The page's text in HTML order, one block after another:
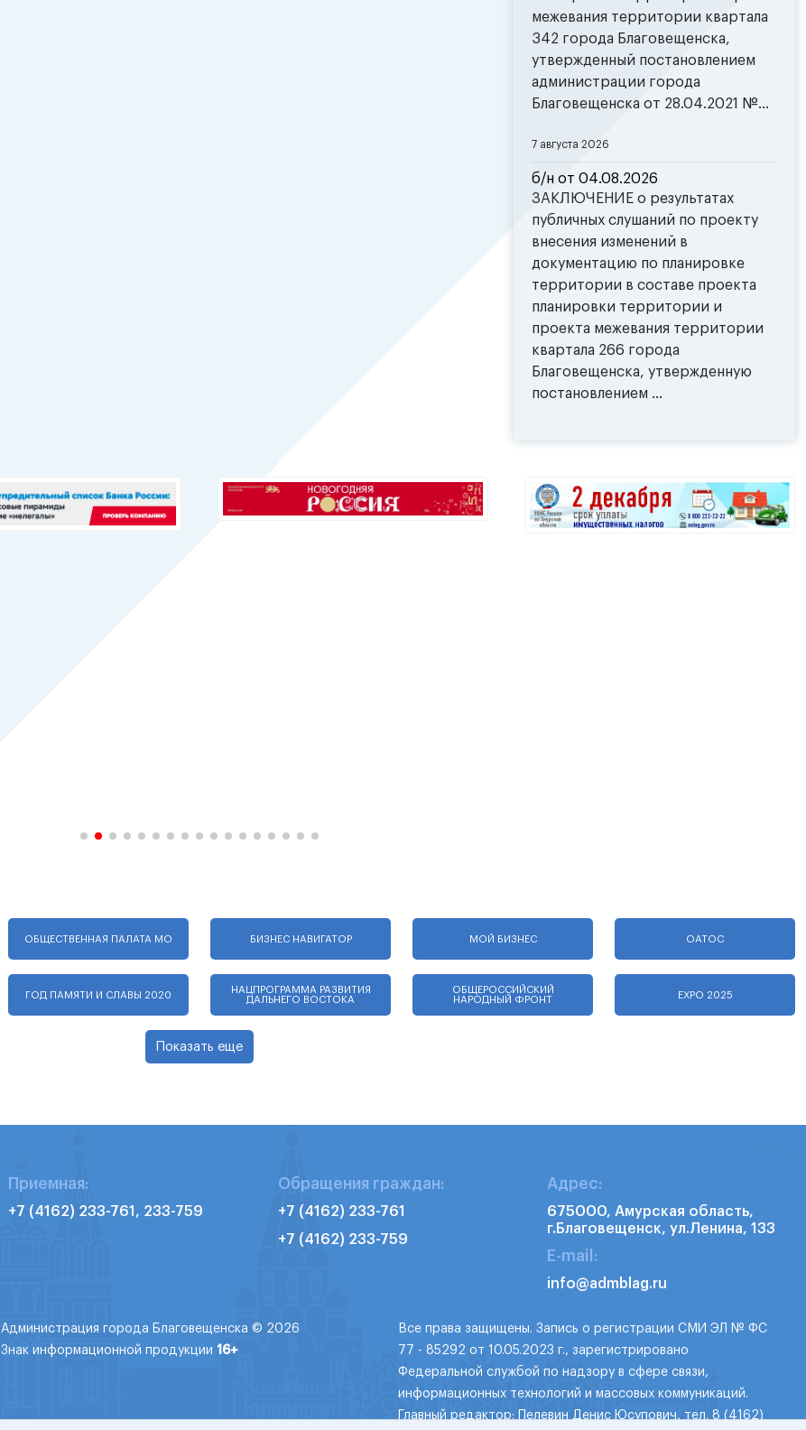
межевания территории квартала
342 города Благовещенска,
утвержденный постановлением
администрации города
Благовещенска от 28.04.2021 №...
7 августа 2026
б/н от 04.08.2026
ЗАКЛЮЧЕНИЕ о результатах
публичных слушаний по проекту
внесения изменений в
документацию по планировке
территории в составе проекта
планировки территории и
проекта межевания территории
квартала 266 города
Благовещенска, утвержденную
постановлением ...
ОБЩЕСТВЕННАЯ ПАЛАТА МО БИЗНЕС НАВИГАТОР МОЙ БИЗНЕС ОАТОС
ГОД ПАМЯТИ И СЛАВЫ 2020
НАЦПРОГРАММА РАЗВИТИЯ
ДАЛЬНЕГО ВОСТОКА
ОБЩЕРОССИЙСКИЙ
НАРОДНЫЙ ФРОНТ
EXPO 2025
Показать еще
Приемная:
+7 (4162) 233-761, 233-759
Обращения граждан:
+7 (4162) 233-761
+7 (4162) 233-759
Адрес:
675000, Амурская область,
г.Благовещенск, ул.Ленина, 133
E-mail:
info@admblag.ru
Администрация города Благовещенска © 2026
Знак информационной продукции 16+
Все права защищены. Запись о регистрации СМИ ЭЛ № ФС
77 - 85292 от 10.05.2023 г., зарегистрировано
Федеральной службой по надзору в сфере связи,
информационных технологий и массовых коммуникаций.
Главный редактор: Пелевин Денис Юсупович, тел. 8 (4162)